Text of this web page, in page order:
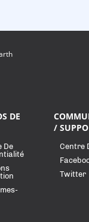
DE
De
/
Centre
Twitter